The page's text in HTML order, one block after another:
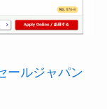
ールジャパン